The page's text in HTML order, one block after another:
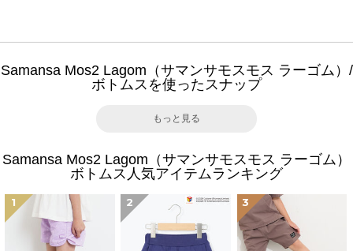
Samansa Mos2 Lagom（サマンサモスモス ラーゴム）/
ボトムスを使ったスナップ
もっと見る
Samansa Mos2 Lagom（サマンサモスモス ラーゴム）
ボトムス人気アイテムランキング
1 2 3